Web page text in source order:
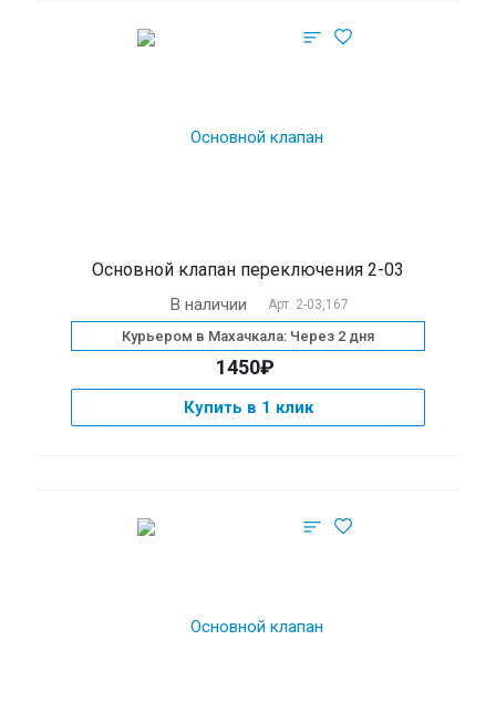
Основной клапан переключения 2-03
В наличии Арт. 2-03,167
Курьером в Махачкала: Через 2 дня
1450₽
Купить в 1 клик